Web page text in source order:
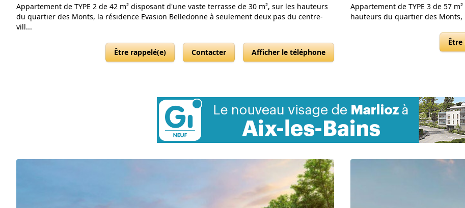
Appartement de TYPE 2 de 42 m² disposant d'une vaste terrasse de 30 m², sur les hau­teurs
du quartier des Monts, la résidence Evasion Belledonne à seulement deux pas du centre-
vill...
Être rappelé(e) Contacter Afficher le téléphone
Appartement de TYPE 3 de 57
hau­teurs du quartier des Monts,
Être